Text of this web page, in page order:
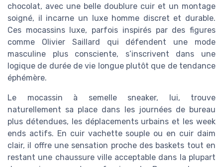
chocolat, avec une belle doublure cuir et un montage
soigné, il incarne un luxe homme discret et durable.
Ces mocassins luxe, parfois inspirés par des figures
comme Olivier Saillard qui défendent une mode
masculine plus consciente, s’inscrivent dans une
logique de durée de vie longue plutôt que de tendance
éphémère.
Le mocassin à semelle sneaker, lui, trouve
naturellement sa place dans les journées de bureau
plus détendues, les déplacements urbains et les week
ends actifs. En cuir vachette souple ou en cuir daim
clair, il offre une sensation proche des baskets tout en
restant une chaussure ville acceptable dans la plupart